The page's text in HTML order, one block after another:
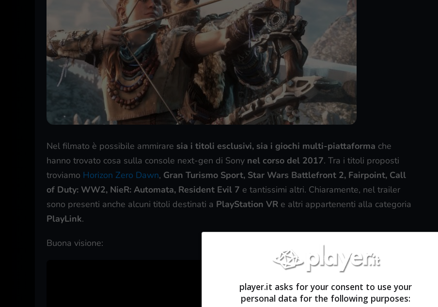
Nel filmato è possibile ammirare sia i titoli esclusivi, sia i giochi multi-piattaforma che
hanno trovato cosa sulla console next-gen di Sony nel corso del 2017. Tra i titoli proposti
troviamo Horizon Zero Dawn, Gran Turismo Sport, Star Wars Battlefront 2, Fairpoint, Call
of Duty: WW2, NieR: Automata, Resident Evil 7 e tantissimi altri. Chiaramente, nel trailer
sono presenti anche alcuni titoli destinati a PlayStation VR e altri appartenenti alla categoria
PlayLink.
Buona visione:
player.it asks for your consent to use your
personal data for the following purposes: